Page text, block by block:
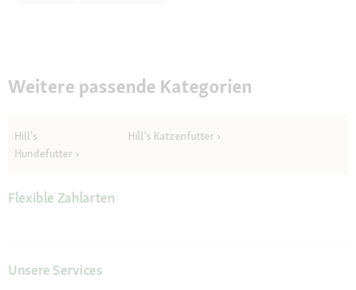
Weitere passende Kategorien
Hill's
Hundefutter
Hill's Katzenfutter
Flexible Zahlarten
Unsere Services